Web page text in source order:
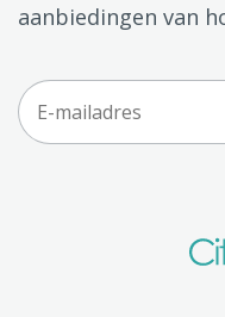
aanbiedingen van